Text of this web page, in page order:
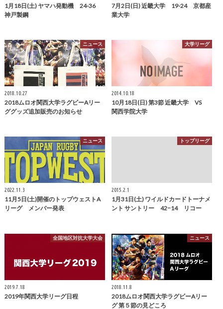
1月18日(土) ヤマハ発動機 24-36
神戸製鋼
7月2日(日) 近畿大学 19-24 京都産
業大学
ニュース
2018.10.27
2018ムロオ関西大学ラグビーAリー
ググッズ追加販売のお知らせ
大学リーグ
2014.10.18
10月18日(日) 第3節 近畿大学 VS
関西学院大学
ニュース
2022.11.3
11月5日(土)開催のトップウェストA
リーグ メンバー発表
トップリーグ
2015.2.1
1月31日(土) ワイルドカードトーナメ
ント サントリー 42−14 リコー
全国地区対抗大学大会
2019.7.18
2019年関西大学リーグ日程
ニュース
2018.11.8
2018ムロオ関西大学ラグビーAリー
グ 第５節の見どころ